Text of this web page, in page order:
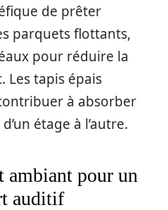
de prêter
parquets flottants,
pour réduire la
tapis épais
à absorber
étage à l’autre.
ambiant pour un
auditif